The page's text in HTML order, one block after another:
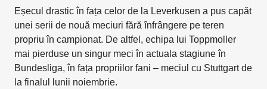
Eșecul drastic în fața celor de la Leverkusen a pus capăt
unei serii de nouă meciuri fără înfrângere pe teren
propriu în campionat. De altfel, echipa lui Toppmoller
mai pierduse un singur meci în actuala stagiune în
Bundesliga, în fața propriilor fani – meciul cu Stuttgart de
la finalul lunii noiembrie.